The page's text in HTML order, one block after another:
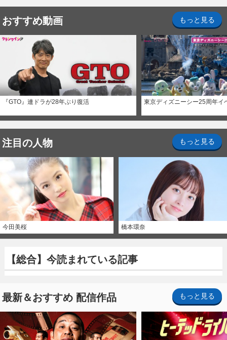
おすすめ動画 もっと見る
『GTO』連ドラが28年ぶり復活 東京ディズニーシー25周年イ
注目の人物 もっと見る
今田美桜 橋本環奈
【総合】今読まれている記事
最新＆おすすめ 配信作品 もっと見る